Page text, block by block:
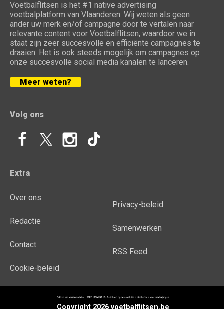
Voetbalflitsen is het #1 native advertising
voetbalplatform van Vlaanderen. Wij weten als geen
ander uw merk en/of campagne door te vertalen naar
relevante content voor Voetbalflitsen, waardoor we in
staat zijn zeer succesvolle en efficiënte campagnes te
draaien. Het is ook steeds mogelijk om campagnes op
onze succesvolle social media kanalen te lanceren.
Meer weten?
Volg ons
Extra
Over ons
Redactie
Contact
Cookie-beleid
Privacy-beleid
Samenwerken
RSS Feed
Copyright 2026 voetbalflitsen.be